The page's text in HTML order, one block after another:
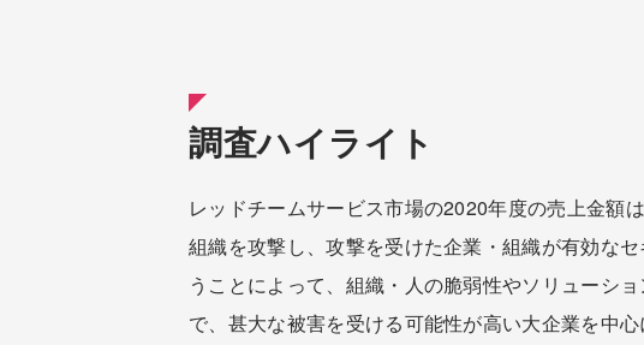
調査ハイライト
レッドチームサービス市場の2020年度の売上金額
組織を攻撃し、攻撃を受けた企業・組織が有効な
うことによって、組織・人の脆弱性やソリューシ
で、甚大な被害を受ける可能性が高い大企業を中